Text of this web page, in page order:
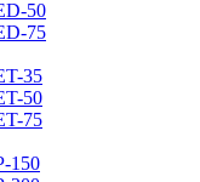
50
75
35
50
75
150